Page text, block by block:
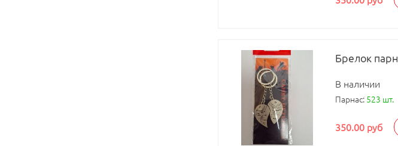
Брелок
В наличии
Парнас: 523 шт.
350.00 руб